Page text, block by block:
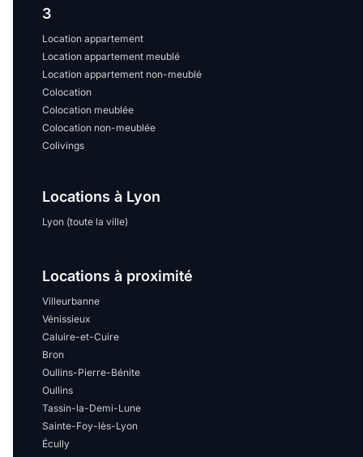
3
Location appartement
Location appartement meublé
Location appartement non-meublé
Colocation
Colocation meublée
Colocation non-meublée
Colivings
Locations à Lyon
Lyon (toute la ville)
Locations à proximité
Villeurbanne
Vénissieux
Caluire-et-Cuire
Bron
Oullins-Pierre-Bénite
Oullins
Tassin-la-Demi-Lune
Sainte-Foy-lès-Lyon
Écully